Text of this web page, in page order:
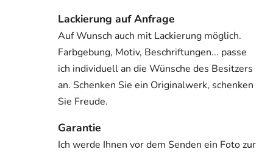
Lackierung auf Anfrage
Auf Wunsch auch mit Lackierung möglich.
Farbgebung, Motiv, Beschriftungen... passe
ich individuell an die Wünsche des Besitzers
an. Schenken Sie ein Originalwerk, schenken
Sie Freude.
Garantie
Ich werde Ihnen vor dem Senden ein Foto zur